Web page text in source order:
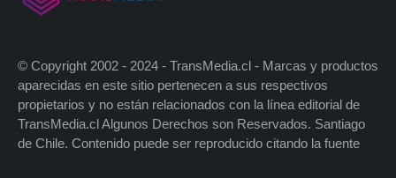
© Copyright 2002 - 2024 - TransMedia.cl - Marcas y productos
aparecidas en este sitio pertenecen a sus respectivos
propietarios y no están relacionados con la línea editorial de
TransMedia.cl Algunos Derechos son Reservados. Santiago
de Chile. Contenido puede ser reproducido citando la fuente